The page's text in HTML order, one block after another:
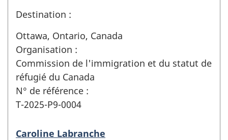
Destination :
Ottawa, Ontario, Canada
Organisation :
Commission de l'immigration et du statut de
réfugié du Canada
N° de référence :
T-2025-P9-0004
Caroline Labranche